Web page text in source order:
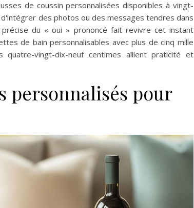
de coussin personnalisées disponibles à vingt-
des photos ou des messages tendres dans
du « oui » prononcé fait revivre cet instant
de bain personnalisables avec plus de cinq mille
vingt-dix-neuf centimes allient praticité et
personnalisés pour